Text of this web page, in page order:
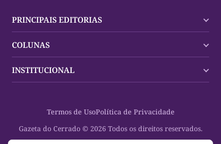
PRINCIPAIS EDITORIAS
Palmas
Mundo
Oportunidades
Cultura
Saúde
COLUNAS
Policial
Planeta Vivo
Espaço Cidadania
Turistando Gazeta
INSTITUCIONAL
Gazeta do Cerrado © 2026 Todos os direitos reservados.
Termos de UsoPolítica de Privacidade